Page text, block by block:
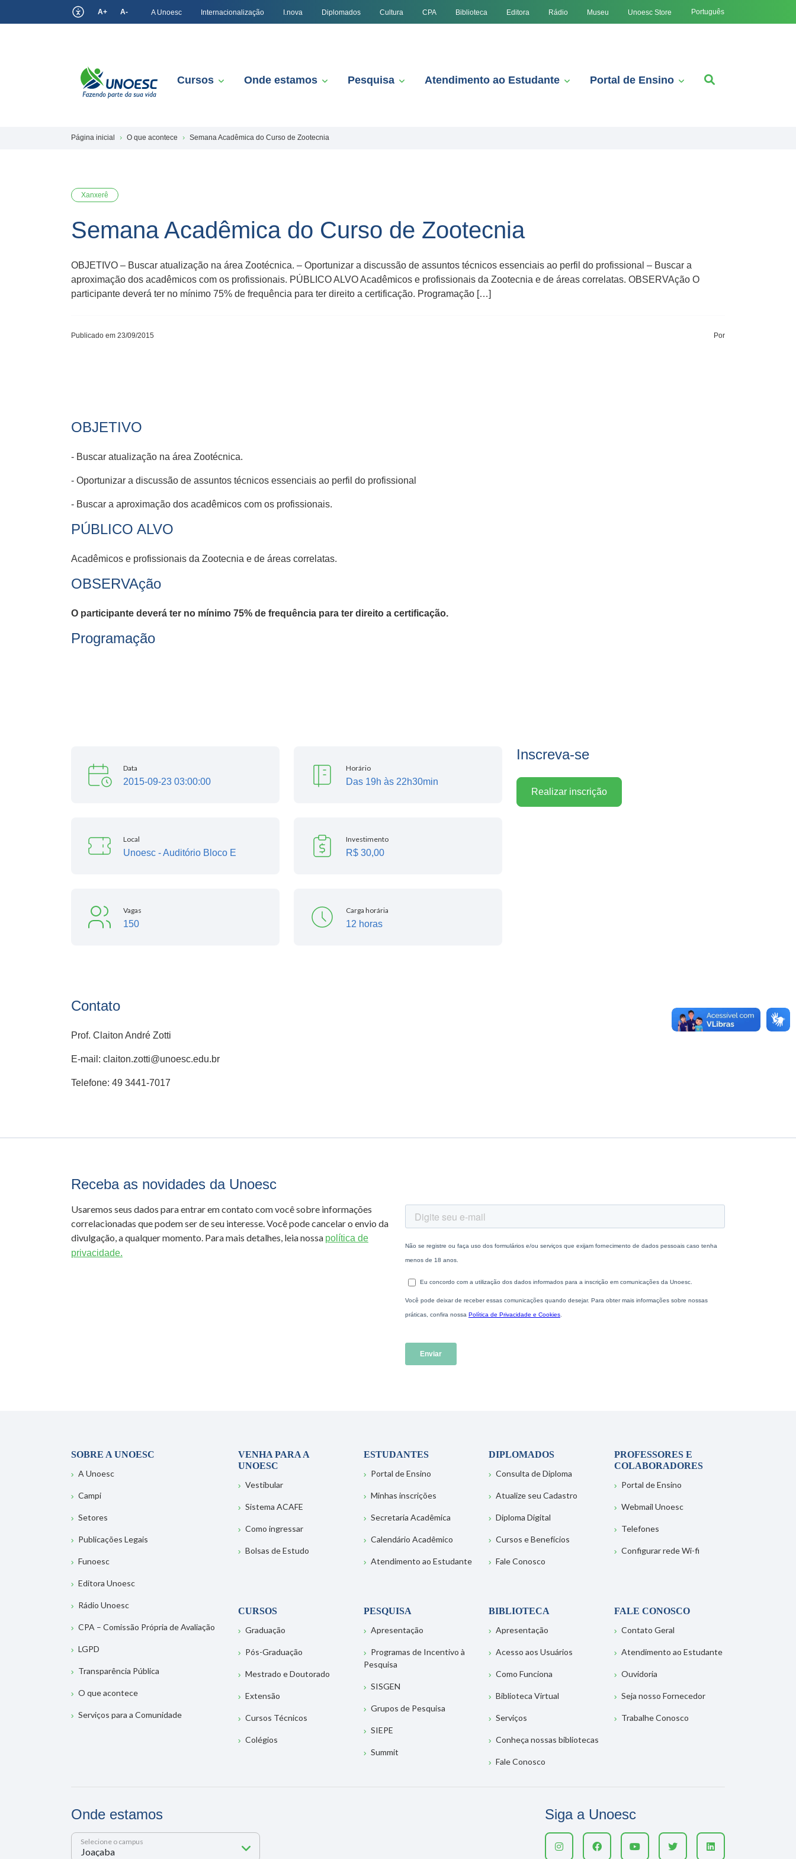
A+ A- A Unoesc Internacionalização I.nova Diplomados Cultura CPA Biblioteca Editora Rádio Museu Unoesc Store Português
Cursos Onde estamos Pesquisa Atendimento ao Estudante Portal de Ensino
Página inicial O que acontece Semana Acadêmica do Curso de Zootecnia
Xanxerê
Semana Acadêmica do Curso de Zootecnia
OBJETIVO – Buscar atualização na área Zootécnica. – Oportunizar a discussão de assuntos técnicos essenciais ao perfil do profissional – Buscar a
aproximação dos acadêmicos com os profissionais. PÚBLICO ALVO Acadêmicos e profissionais da Zootecnia e de áreas correlatas. OBSERVAção O
participante deverá ter no mínimo 75% de frequência para ter direito a certificação. Programação […]
Publicado em 23/09/2015 Por
OBJETIVO
- Buscar atualização na área Zootécnica.
- Oportunizar a discussão de assuntos técnicos essenciais ao perfil do profissional
- Buscar a aproximação dos acadêmicos com os profissionais.
PÚBLICO ALVO
Acadêmicos e profissionais da Zootecnia e de áreas correlatas.
OBSERVAção
O participante deverá ter no mínimo 75% de frequência para ter direito a certificação.
Programação
Data
2015-09-23 03:00:00
Horário
Das 19h às 22h30min
Local
Unoesc - Auditório Bloco E
Investimento
R$ 30,00
Vagas
150
Carga horária
12 horas
Inscreva-se
Realizar inscrição
Contato
Prof. Claiton André Zotti
E-mail: claiton.zotti@unoesc.edu.br
Telefone: 49 3441-7017
Receba as novidades da Unoesc
Usaremos seus dados para entrar em contato com você sobre informações
correlacionadas que podem ser de seu interesse. Você pode cancelar o envio da
divulgação, a qualquer momento. Para mais detalhes, leia nossa política de
privacidade.
SOBRE A UNOESC
A Unoesc
Campi
Setores
Publicações Legais
Funoesc
Editora Unoesc
Rádio Unoesc
CPA – Comissão Própria de Avaliação
LGPD
Transparência Pública
O que acontece
Serviços para a Comunidade
VENHA PARA A
UNOESC
Vestibular
Sistema ACAFE
Como ingressar
Bolsas de Estudo
ESTUDANTES
Portal de Ensino
Minhas inscrições
Secretaria Acadêmica
Calendário Acadêmico
Atendimento ao Estudante
DIPLOMADOS
Consulta de Diploma
Atualize seu Cadastro
Diploma Digital
Cursos e Benefícios
Fale Conosco
PROFESSORES E
COLABORADORES
Portal de Ensino
Webmail Unoesc
Telefones
Configurar rede Wi-fi
CURSOS
Graduação
Pós-Graduação
Mestrado e Doutorado
Extensão
Cursos Técnicos
Colégios
PESQUISA
Apresentação
Programas de Incentivo à
Pesquisa
SISGEN
Grupos de Pesquisa
SIEPE
Summit
BIBLIOTECA
Apresentação
Acesso aos Usuários
Como Funciona
Biblioteca Virtual
Serviços
Conheça nossas bibliotecas
Fale Conosco
FALE CONOSCO
Contato Geral
Atendimento ao Estudante
Ouvidoria
Seja nosso Fornecedor
Trabalhe Conosco
Onde estamos
Selecione o campus
Siga a Unoesc